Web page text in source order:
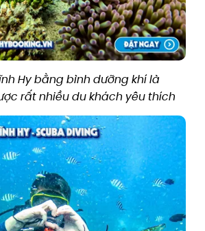
Hy bằng bình dưỡng khí là
rất nhiều du khách yêu thích